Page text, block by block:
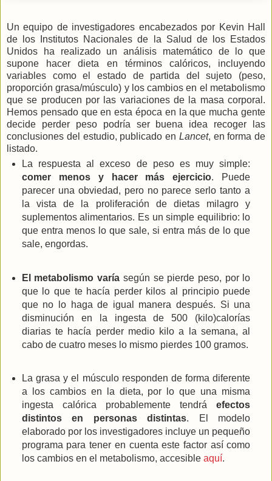
Un equipo de investigadores encabezados por Kevin Hall
de los Institutos Nacionales de la Salud de los Estados
Unidos ha realizado un análisis matemático de lo que
supone hacer dieta en términos calóricos, incluyendo
variables como el estado de partida del sujeto (peso,
proporción grasa/músculo) y los cambios en el metabolismo
que se producen por las variaciones de la masa corporal.
Hemos pensado que en esta época en la que mucha gente
decide perder peso podría ser buena idea recoger las
conclusiones del estudio, publicado en Lancet, en forma de
listado.
La respuesta al exceso de peso es muy simple:
comer menos y hacer más ejercicio. Puede
parecer una obviedad, pero no parece serlo tanto a
la vista de la proliferación de dietas milagro y
suplementos alimentarios. Es un simple equilibrio: lo
que entra menos lo que sale, si entra más de lo que
sale, engordas.
El metabolismo varía según se pierde peso, por lo
que lo que te hacía perder kilos al principio puede
que no lo haga de igual manera después. Si una
disminución en la ingesta de 500 (kilo)calorías
diarias te hacía perder medio kilo a la semana, al
cabo de cuatro meses lo mismo pierdes 100 gramos.
La grasa y el músculo responden de forma diferente
a los cambios en la dieta, por lo que una misma
ingesta calórica probablemente tendráefectos
distintos en personas distintas. El modelo
elaborado por los investigadores incluye un pequeño
programa para tener en cuenta este factor así como
los cambios en el metabolismo, accesible aquí.